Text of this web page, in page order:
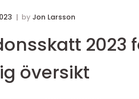
by Jon Larsson
2023
översikt